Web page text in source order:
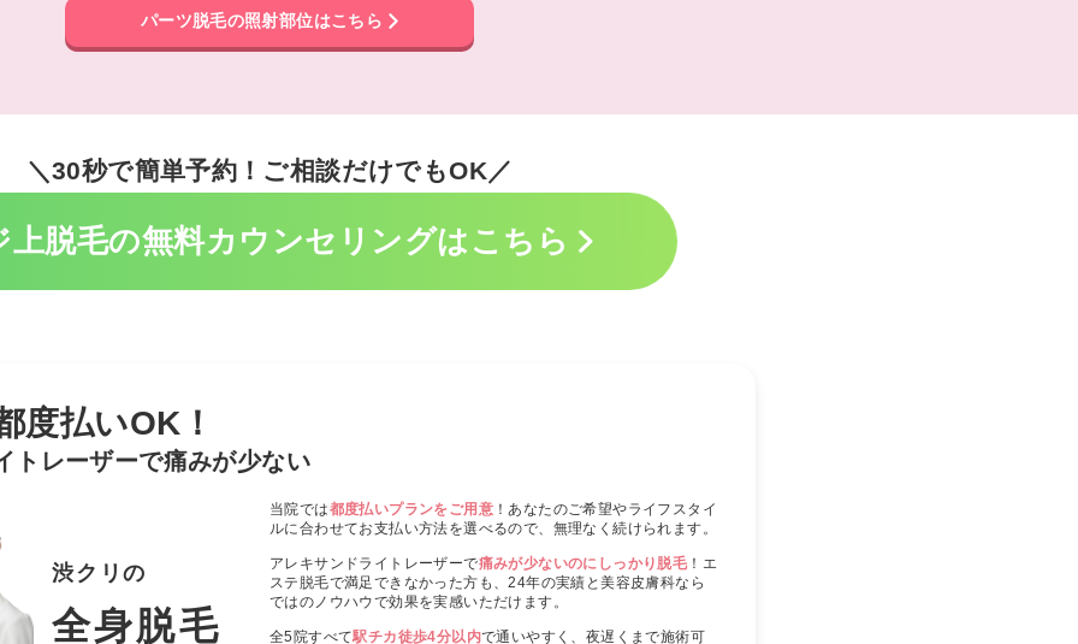
パーツ脱毛の照射部位はこちら
＼30秒で簡単予約！ご相談だけでもOK／
上脱毛の無料カウンセリングはこちら
度払いOK！
トレーザーで痛みが少ない
渋クリの
全身脱毛
当院では都度払いプランをご用意 ！あなたのご希望やライフスタイ
ルに合わせてお支払い方法を選べるので、無理なく続けられます。
アレキサンドライトレーザーで痛みが少ないのにしっかり脱毛！エ
ステ脱毛で満足できなかった方も、24年の実績と美容皮膚科なら
ではのノウハウで効果を実感いただけます。
全5院すべて駅チカ徒歩4分以内で通いやすく、夜遅くまで施術可